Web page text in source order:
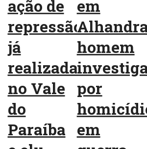
ação de
repressão
já
realizada
no Vale
do
Paraíba
em
homem
por
em